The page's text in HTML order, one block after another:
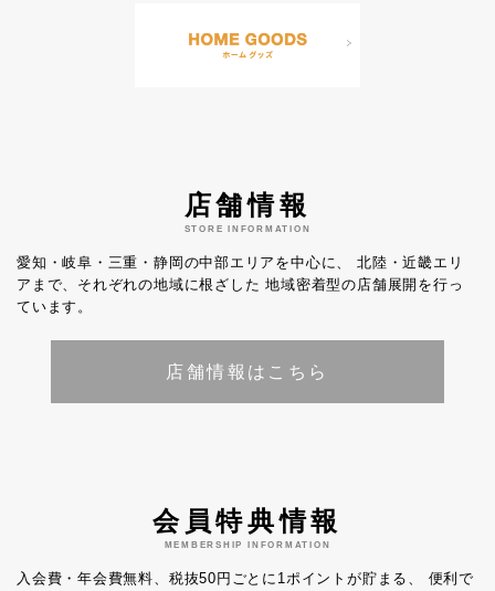
店舗情報
STORE INFORMATION
愛知・岐阜・三重・静岡の中部エリアを中心に、
北陸・近畿エリ
アまで、それぞれの地域に根ざした 地域密着型の店舗展開を行っ
ています。
店舗情報はこちら
会員特典情報
MEMBERSHIP INFORMATION
入会費・年会費無料、税抜50円ごとに1ポイントが貯まる、
便利で